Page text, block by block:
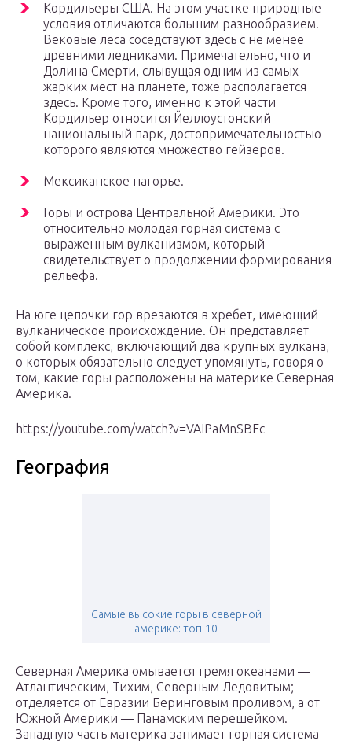
Кордильеры США. На этом участке природные
условия отличаются большим разнообразием.
Вековые леса соседствуют здесь с не менее
древними ледниками. Примечательно, что и
Долина Смерти, слывущая одним из самых
жарких мест на планете, тоже располагается
здесь. Кроме того, именно к этой части
Кордильер относится Йеллоустонский
национальный парк, достопримечательностью
которого являются множество гейзеров.
Мексиканское нагорье.
Горы и острова Центральной Америки. Это
относительно молодая горная система с
выраженным вулканизмом, который
свидетельствует о продолжении формирования
рельефа.
На юге цепочки гор врезаются в хребет, имеющий
вулканическое происхождение. Он представляет
собой комплекс, включающий два крупных вулкана,
о которых обязательно следует упомянуть, говоря о
том, какие горы расположены на материке Северная
Америка.
https://youtube.com/watch?v=VAIPaMnSBEc
География
Самые высокие горы в северной
америке: топ-10
Северная Америка омывается тремя океанами —
Атлантическим, Тихим, Северным Ледовитым;
отделяется от Евразии Беринговым проливом, а от
Южной Америки — Панамским перешейком.
Западную часть материка занимает горная система